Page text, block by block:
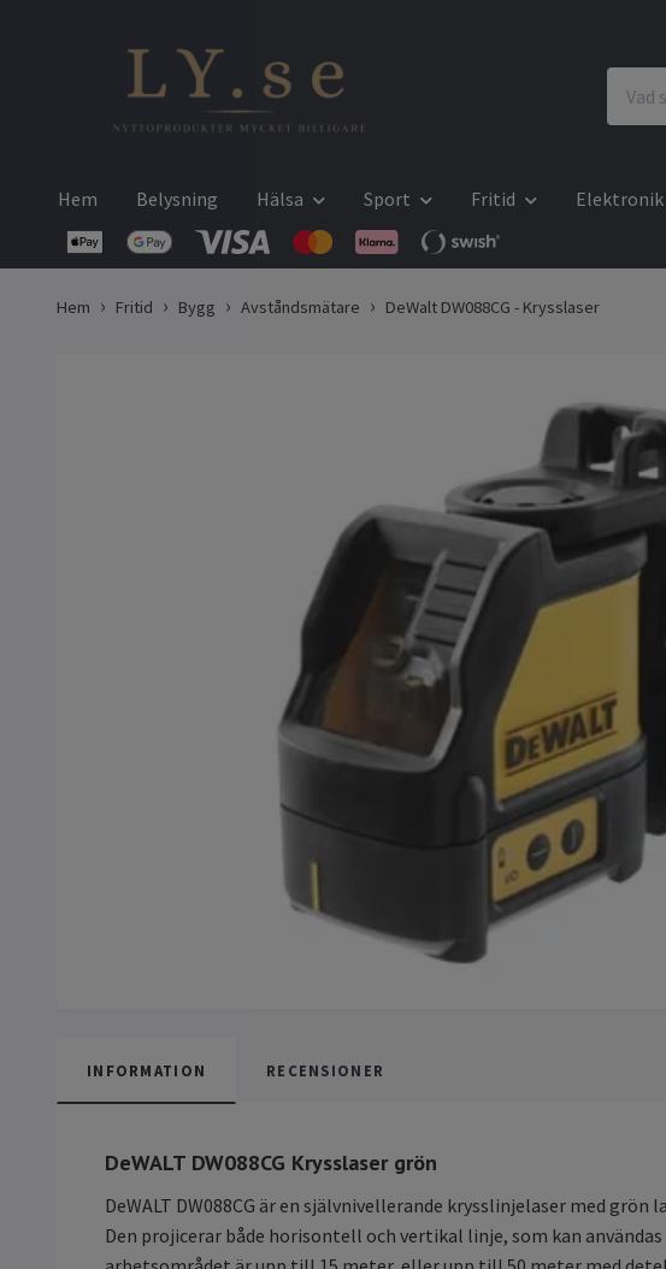
Hem Belysning Hälsa Sport Fritid Elektronik
Hem Fritid Bygg Avståndsmätare DeWalt DW088CG - Krysslaser
INFORMATION RECENSIONER
DeWALT DW088CG Krysslaser grön
DeWALT DW088CG är en självnivellerande krysslinjelaser med
Den projicerar både horisontell och vertikal linje, som kan